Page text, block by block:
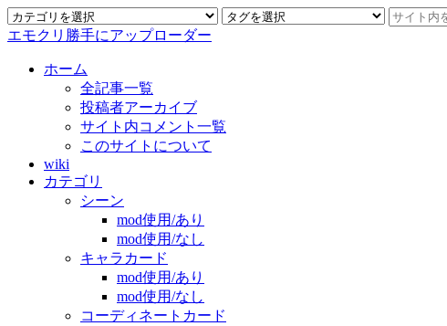
エモクリ勝手にアップローダー
ホーム
全記事一覧
投稿者アーカイブ
サイト内コメント一覧
このサイトについて
wiki
カテゴリ
シーン
mod使用/あり
mod使用/なし
キャラカード
mod使用/あり
mod使用/なし
コーディネートカード